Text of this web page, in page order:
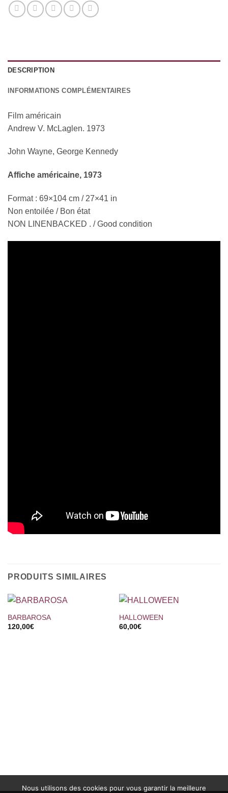
DESCRIPTION
INFORMATIONS COMPLÉMENTAIRES
Film américain
Andrew V. McLaglen. 1973
John Wayne, George Kennedy
Affiche américaine, 1973
Format : 69×104 cm / 27×41 in
Non entoilée / Bon état
NON LINENBACKED . / Good condition
PRODUITS SIMILAIRES
BARBAROSA
120,00€
HALLOWEEN
60,00€
Nous utilisons des cookies pour vous garantir la meilleure